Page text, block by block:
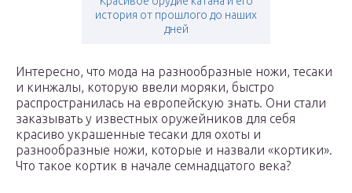
история от прошлого до наших
дней
Интересно, что мода на разнообразные ножи, тесаки
и кинжалы, которую ввели моряки, быстро
распространилась на европейскую знать. Они стали
заказывать у известных оружейников для себя
красиво украшенные тесаки для охоты и
разнообразные ножи, которые и назвали «кортики».
Что такое кортик в начале семнадцатого века?